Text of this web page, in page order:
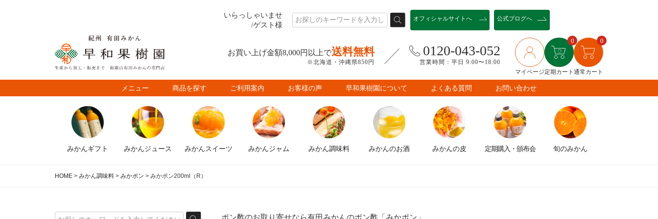
いらっしゃいませ
/ゲスト様
オフィシャルサイトへ 公式ブログへ
お買い上げ金額8,000円以上で送料無料
※北海道・沖縄県850円
0120-043-052
営業時間：平日 9:00〜18:00
マイページ
0
定期カート
0
通常カート
メニュー 商品を探す ご利用案内 お客様の声 早和果樹園について よくある質問 お問い合わせ
みかんギフト みかんジュース みかんスイーツ みかんジャム みかん調味料 みかんのお酒 みかんの皮 定期購入 ・頒布会 旬のみかん
HOME みかん調味料 みかポン みかポン200ml（R）
ポン酢のお取り寄せなら有田みかんのポン酢「みかポン」